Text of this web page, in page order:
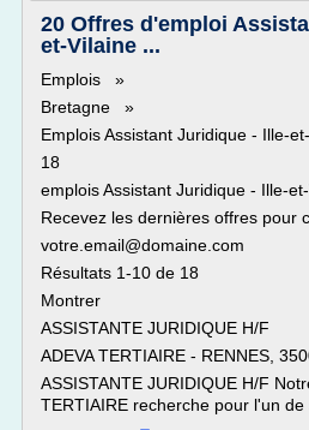
20 Offres d'emploi
et-Vilaine ...
Emplois »
Bretagne »
Emplois Assistant Juridique - Ille-
18
emplois Assistant Juridique - Ille-
Recevez les dernières offres pour
votre.email@domaine.com
Résultats 1-10 de 18
Montrer
ASSISTANTE JURIDIQUE H/F
ADEVA TERTIAIRE - RENNES,
ASSISTANTE JURIDIQUE H/F
TERTIAIRE recherche pour l'un de